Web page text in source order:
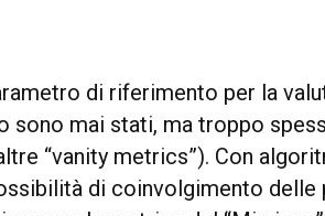
di riferimento per la
sono mai stati, ma troppo
“vanity metrics”). Con
di coinvolgimento delle